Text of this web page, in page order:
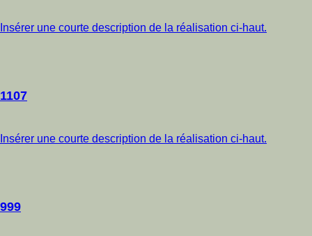
Insérer une courte description de la réalisation ci-haut.
1107
Insérer une courte description de la réalisation ci-haut.
999